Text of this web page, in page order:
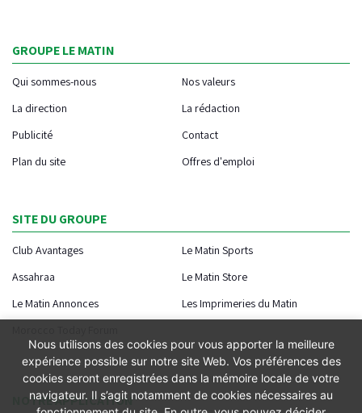
GROUPE LE MATIN
Qui sommes-nous
Nos valeurs
La direction
La rédaction
Publicité
Contact
Plan du site
Offres d'emploi
SITE DU GROUPE
Club Avantages
Le Matin Sports
Assahraa
Le Matin Store
Le Matin Annonces
Les Imprimeries du Matin
NOTRE APPLICATION
Nous utilisons des cookies pour vous apporter la meilleure
expérience possible sur notre site Web. Vos préférences des
cookies seront enregistrées dans la mémoire locale de votre
navigateur. Il s’agit notamment de cookies nécessaires au